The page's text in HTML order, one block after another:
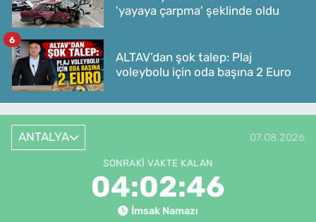
'yayaya çarpma' şeklinde oldu
ALTAV’dan şok talep: Plaj
voleybolu için oda başına 2 Euro
6
ANTALYA 07.08.2026
SONRAKI VAKTE KALAN
04:02:46
İmsak Namazı